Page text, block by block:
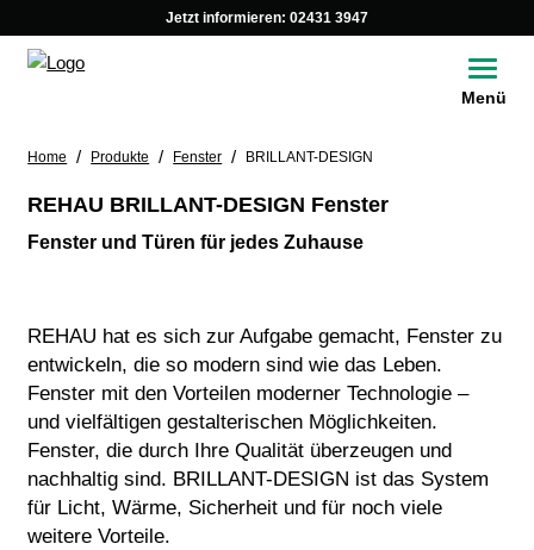
Jetzt informieren: 02431 3947
Menü
Home / Produkte / Fenster / BRILLANT-DESIGN
REHAU BRILLANT-DESIGN Fenster
Fenster und Türen für jedes Zuhause
REHAU hat es sich zur Aufgabe gemacht, Fenster zu
entwickeln, die so modern sind wie das Leben.
Fenster mit den Vorteilen moderner Technologie –
und vielfältigen gestalterischen Möglichkeiten.
Fenster, die durch Ihre Qualität überzeugen und
nachhaltig sind. BRILLANT-DESIGN ist das System
für Licht, Wärme, Sicherheit und für noch viele
weitere Vorteile.